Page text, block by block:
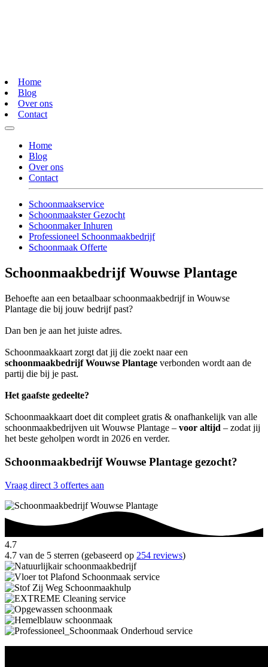
Home
Blog
Over ons
Contact
Home
Blog
Over ons
Contact
Schoonmaakservice
Schoonmaakster Gezocht
Schoonmaker Inhuren
Professioneel Schoonmaakbedrijf
Schoonmaak Offerte
Schoonmaakbedrijf Wouwse Plantage
Behoefte aan een betaalbaar schoonmaakbedrijf in Wouwse
Plantage die bij jouw bedrijf past?
Dan ben je aan het juiste adres.
Schoonmaakkaart zorgt dat jij die zoekt naar een
schoonmaakbedrijf Wouwse Plantage verbonden wordt aan de
partij die bij je past.
Het gaafste gedeelte?
Schoonmaakkaart doet dit compleet gratis & onafhankelijk van alle
schoonmaakbedrijven uit Wouwse Plantage – voor altijd – zodat jij
het beste geholpen wordt in 2026 en verder.
Schoonmaakbedrijf Wouwse Plantage gezocht?
Vraag direct 3 offertes aan
4.7
4.7 van de 5 sterren (gebaseerd op 254 reviews)